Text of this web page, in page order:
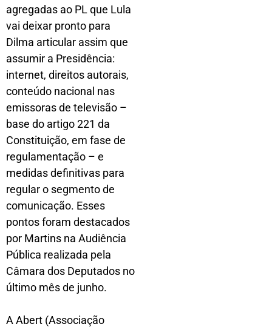
agregadas ao PL que Lula
vai deixar pronto para
Dilma articular assim que
assumir a Presidência:
internet, direitos autorais,
conteúdo nacional nas
emissoras de televisão –
base do artigo 221 da
Constituição, em fase de
regulamentação – e
medidas definitivas para
regular o segmento de
comunicação. Esses
pontos foram destacados
por Martins na Audiência
Pública realizada pela
Câmara dos Deputados no
último mês de junho.
A Abert (Associação